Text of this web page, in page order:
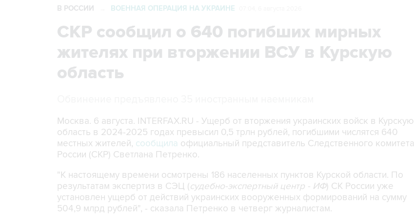
В РОССИИ ВОЕННАЯ ОПЕРАЦИЯ НА УКРАИНЕ
СКР сообщил о 640 погибших мирных
жителях при вторжении ВСУ в Курскую
область
Москва. 6 августа. INTERFAX.RU - Ущерб от вторжения украинских войск в Курскую
область в 2024-2025 годах превысил 0,5 трлн рублей, погибшими числятся 640
местных жителей, сообщила официальный представитель Следственного комитета
России (СКР) Светлана Петренко.
"К настоящему времени осмотрены 186 населенных пунктов Курской области. По
результатам экспертиз в СЭЦ (судебно-экспертный центр - ИФ) СК России уже
установлен ущерб от действий украинских вооруженных формирований на сумму
504,9 млрд рублей", - сказала Петренко в четверг журналистам.